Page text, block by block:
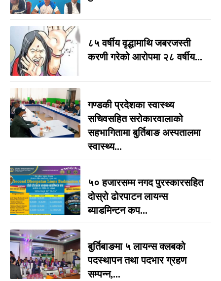
८५ वर्षीय वृद्धामाथि जबरजस्ती
करणी गरेको आरोपमा २८ वर्षीय...
गण्डकी प्रदेशका स्वास्थ्य
सचिवसहित सरोकारवालाको
सहभागितामा बुर्तिबाङ अस्पतालमा
स्वास्थ्य...
५० हजारसम्म नगद पुरस्कारसहित
दोस्रो ढोरपाटन लायन्स
ब्याडमिन्टन कप...
बुर्तिबाङमा ५ लायन्स क्लबको
पदस्थापन तथा पदभार ग्रहण
सम्पन्न,...